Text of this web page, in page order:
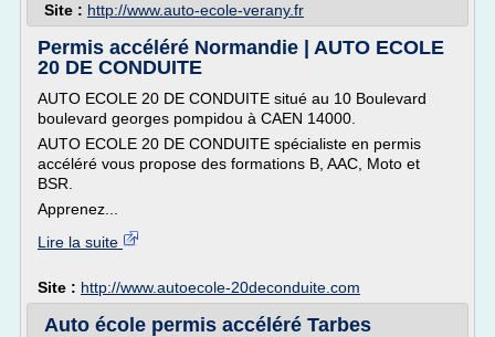
Site : http://www.auto-ecole-verany.fr
Permis accéléré Normandie | AUTO ECOLE
20 DE CONDUITE
AUTO ECOLE 20 DE CONDUITE situé au 10 Boulevard
boulevard georges pompidou à CAEN 14000.
AUTO ECOLE 20 DE CONDUITE spécialiste en permis
accéléré vous propose des formations B, AAC, Moto et
BSR.
Apprenez...
Lire la suite
Site : http://www.autoecole-20deconduite.com
Auto école permis accéléré Tarbes